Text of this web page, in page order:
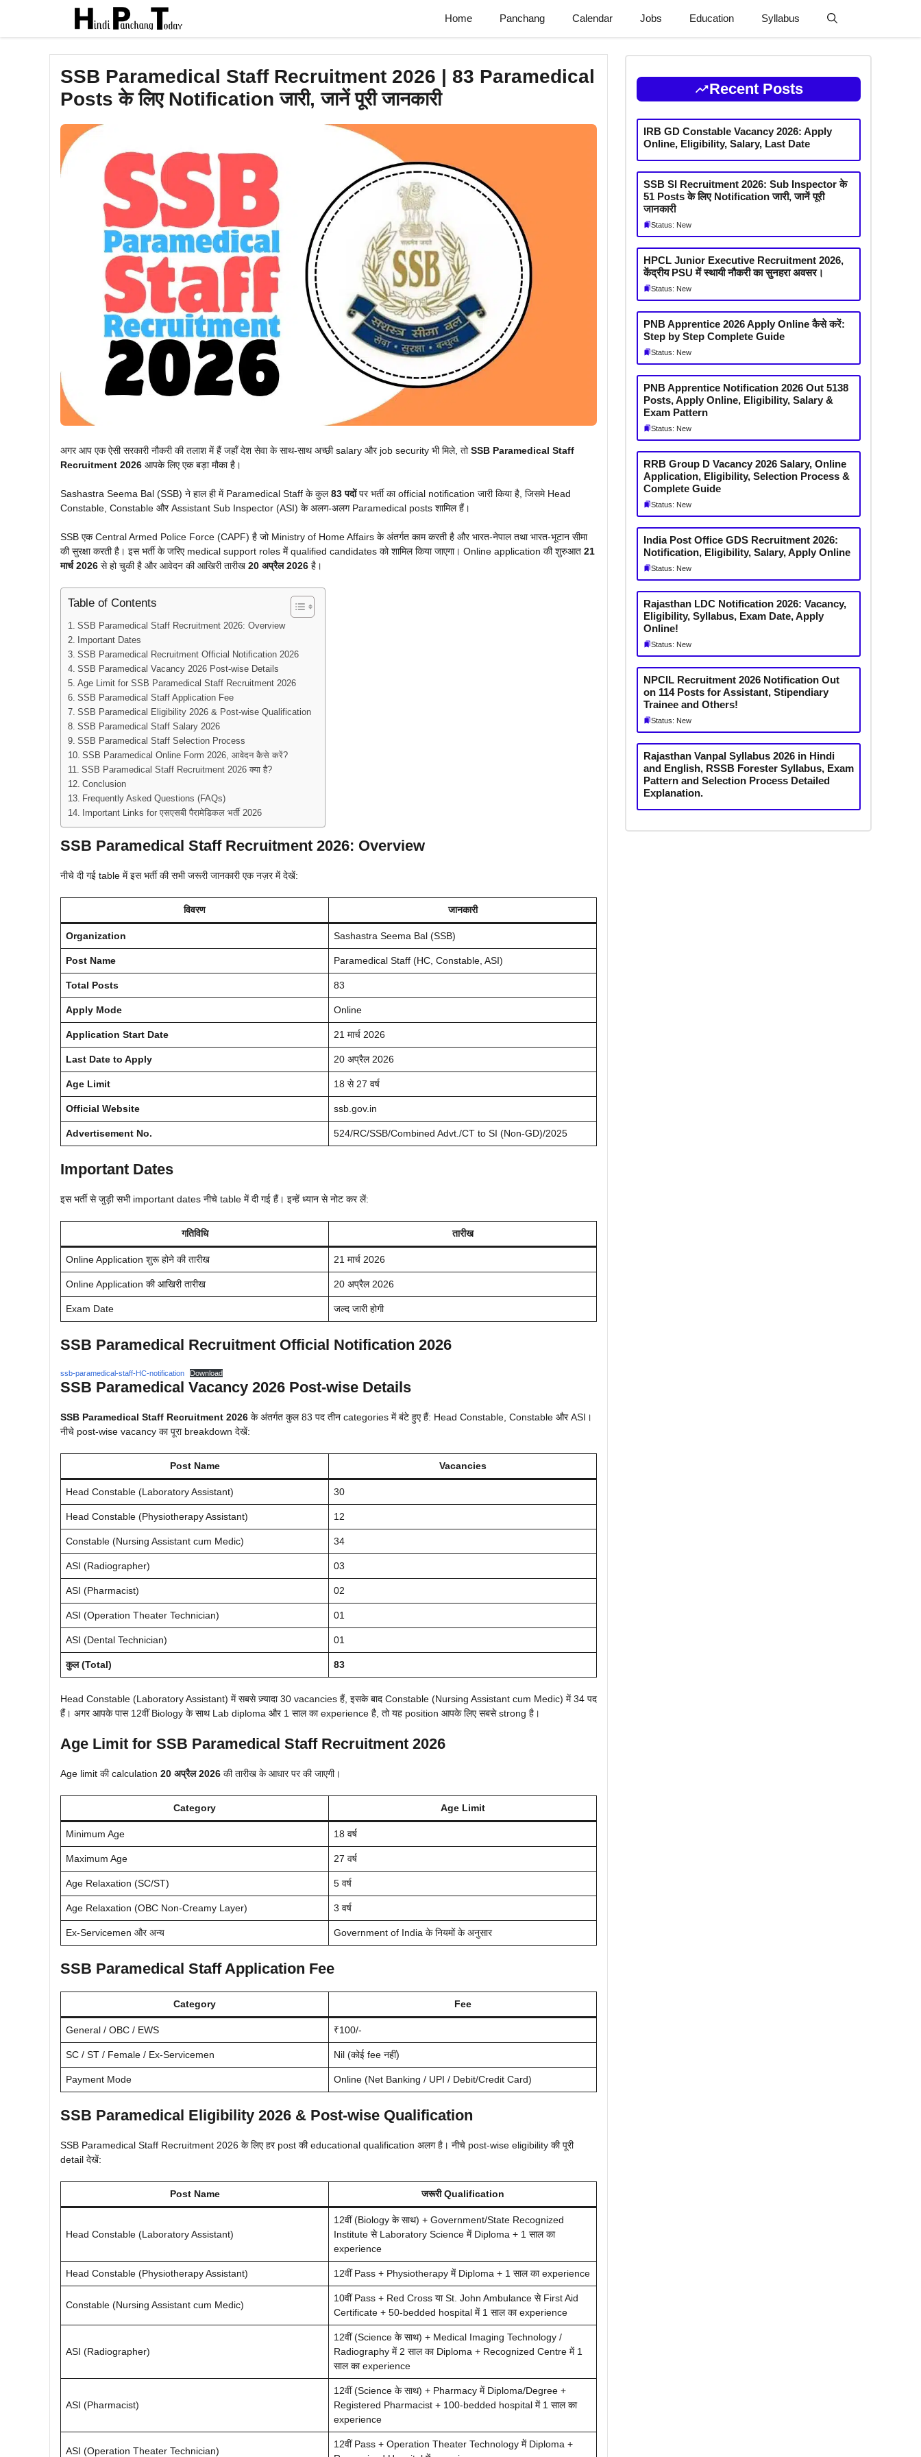
content
Home Panchang Calendar Jobs Education Syllabus
SSB Paramedical Staff Recruitment 2026 | 83 Paramedical
Posts के लिए Notification जारी, जानें पूरी जानकारी
अगर आप एक ऐसी सरकारी नौकरी की तलाश में हैं जहाँ देश सेवा के साथ-साथ अच्छी salary और job security भी मिले, तोSSB Paramedical Staff
Recruitment 2026 आपके लिए एक बड़ा मौका है।
Sashastra Seema Bal (SSB) ने हाल ही में Paramedical Staff के कुल83 पदोंपर भर्ती का official notification जारी किया है, जिसमे Head
Constable, Constable और Assistant Sub Inspector (ASI) के अलग-अलग Paramedical posts शामिल हैं।
SSB एक Central Armed Police Force (CAPF) है जो Ministry of Home Affairs के अंतर्गत काम करती है और भारत-नेपाल तथा भारत-भूटान सीमा
की सुरक्षा करती है। इस भर्ती के जरिए medical support roles में qualified candidates को शामिल किया जाएगा। Online application की शुरुआत 21
मार्च 2026 से हो चुकी है और आवेदन की आखिरी तारीख 20 अप्रैल 2026 है।
Table of Contents
SSB Paramedical Staff Recruitment 2026: Overview
Important Dates
SSB Paramedical Recruitment Official Notification 2026
SSB Paramedical Vacancy 2026 Post-wise Details
Age Limit for SSB Paramedical Staff Recruitment 2026
SSB Paramedical Staff Application Fee
SSB Paramedical Eligibility 2026 & Post-wise Qualification
SSB Paramedical Staff Salary 2026
SSB Paramedical Staff Selection Process
SSB Paramedical Online Form 2026, आवेदन कैसे करें?
SSB Paramedical Staff Recruitment 2026 क्या है?
Conclusion
Frequently Asked Questions (FAQs)
Important Links for एसएसबी पैरामेडिकल भर्ती 2026
SSB Paramedical Staff Recruitment 2026: Overview
नीचे दी गई table में इस भर्ती की सभी जरूरी जानकारी एक नज़र में देखें:
विवरण जानकारी
Organization Sashastra Seema Bal (SSB)
Post Name Paramedical Staff (HC, Constable, ASI)
Total Posts 83
Apply Mode Online
Application Start Date 21 मार्च 2026
Last Date to Apply 20 अप्रैल 2026
Age Limit 18 से 27 वर्ष
Official Website ssb.gov.in
Advertisement No. 524/RC/SSB/Combined Advt./CT to SI (Non-GD)/2025
Important Dates
इस भर्ती से जुड़ी सभी important dates नीचे table में दी गई हैं। इन्हें ध्यान से नोट कर लें:
गतिविधि तारीख
Online Application शुरू होने की तारीख 21 मार्च 2026
Online Application की आखिरी तारीख 20 अप्रैल 2026
Exam Date जल्द जारी होगी
SSB Paramedical Recruitment Official Notification 2026
ssb-paramedical-staff-HC-notification Download
SSB Paramedical Vacancy 2026 Post-wise Details
SSB Paramedical Staff Recruitment 2026 के अंतर्गत कुल 83 पद तीन categories में बंटे हुए हैं: Head Constable, Constable और ASI।
नीचे post-wise vacancy का पूरा breakdown देखें:
Post Name Vacancies
Head Constable (Laboratory Assistant) 30
Head Constable (Physiotherapy Assistant) 12
Constable (Nursing Assistant cum Medic) 34
ASI (Radiographer) 03
ASI (Pharmacist) 02
ASI (Operation Theater Technician) 01
ASI (Dental Technician) 01
कुल (Total) 83
Head Constable (Laboratory Assistant) में सबसे ज़्यादा 30 vacancies हैं, इसके बाद Constable (Nursing Assistant cum Medic) में 34 पद
हैं। अगर आपके पास 12वीं Biology के साथ Lab diploma और 1 साल का experience है, तो यह position आपके लिए सबसे strong है।
Age Limit for SSB Paramedical Staff Recruitment 2026
Age limit की calculation 20 अप्रैल 2026 की तारीख के आधार पर की जाएगी।
Category Age Limit
Minimum Age 18 वर्ष
Maximum Age 27 वर्ष
Age Relaxation (SC/ST) 5 वर्ष
Age Relaxation (OBC Non-Creamy Layer) 3 वर्ष
Ex-Servicemen और अन्य Government of India के नियमों के अनुसार
SSB Paramedical Staff Application Fee
Category Fee
General / OBC / EWS ₹100/-
SC / ST / Female / Ex-Servicemen Nil (कोई fee नहीं)
Payment Mode Online (Net Banking / UPI / Debit/Credit Card)
SSB Paramedical Eligibility 2026 & Post-wise Qualification
SSB Paramedical Staff Recruitment 2026 के लिए हर post की educational qualification अलग है। नीचे post-wise eligibility की पूरी
detail देखें:
Post Name जरूरी Qualification
Head Constable (Laboratory Assistant)
12वीं (Biology के साथ) + Government/State Recognized
Institute से Laboratory Science में Diploma + 1 साल का
experience
Head Constable (Physiotherapy Assistant) 12वीं Pass + Physiotherapy में Diploma + 1 साल का experience
Constable (Nursing Assistant cum Medic)
10वीं Pass + Red Cross या St. John Ambulance से First Aid
Certificate + 50-bedded hospital में 1 साल का experience
ASI (Radiographer)
12वीं (Science के साथ) + Medical Imaging Technology /
Radiography में 2 साल का Diploma + Recognized Centre में 1
साल का experience
ASI (Pharmacist)
12वीं (Science के साथ) + Pharmacy में Diploma/Degree +
Registered Pharmacist + 100-bedded hospital में 1 साल का
experience
ASI (Operation Theater Technician)
12वीं Pass + Operation Theater Technology में Diploma +
Recent Posts
IRB GD Constable Vacancy 2026: Apply
Online, Eligibility, Salary, Last Date
SSB SI Recruitment 2026: Sub Inspector के
51 Posts के लिए Notification जारी, जानें पूरी
जानकारी
Status: New
HPCL Junior Executive Recruitment 2026,
केंद्रीय PSU में स्थायी नौकरी का सुनहरा अवसर।
Status: New
PNB Apprentice 2026 Apply Online कैसे करें:
Step by Step Complete Guide
Status: New
PNB Apprentice Notification 2026 Out 5138
Posts, Apply Online, Eligibility, Salary &
Exam Pattern
Status: New
RRB Group D Vacancy 2026 Salary, Online
Application, Eligibility, Selection Process &
Complete Guide
Status: New
India Post Office GDS Recruitment 2026:
Notification, Eligibility, Salary, Apply Online
Status: New
Rajasthan LDC Notification 2026: Vacancy,
Eligibility, Syllabus, Exam Date, Apply
Online!
Status: New
NPCIL Recruitment 2026 Notification Out
on 114 Posts for Assistant, Stipendiary
Trainee and Others!
Status: New
Rajasthan Vanpal Syllabus 2026 in Hindi
and English, RSSB Forester Syllabus, Exam
Pattern and Selection Process Detailed
Explanation.